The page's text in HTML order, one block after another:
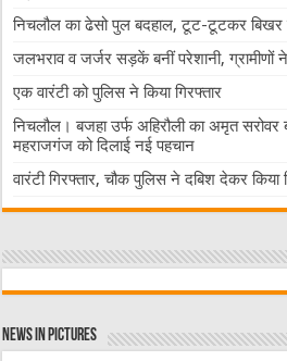
निचलौल का ढेसो पुल बदहाल, टूट-टूटकर बिखर
जलभराव व जर्जर सड़कें बनीं परेशानी, ग्रामीणों
एक वारंटी को पुलिस ने किया गिरफ्तार
निचलौल। बजहा उर्फ अहिरौली का अमृत
महराजगंज को दिलाई नई पहचान
वारंटी गिरफ्तार, चौक पुलिस ने दबिश देकर किया
News in Pictures